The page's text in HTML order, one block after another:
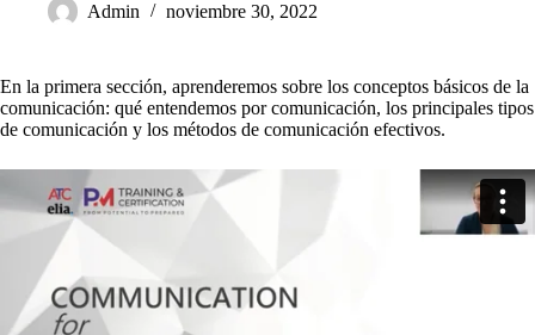
Admin noviembre 30, 2022
En la primera sección, aprenderemos sobre los conceptos básicos de la
comunicación: qué entendemos por comunicación, los principales tipos
de comunicación y los métodos de comunicación efectivos.